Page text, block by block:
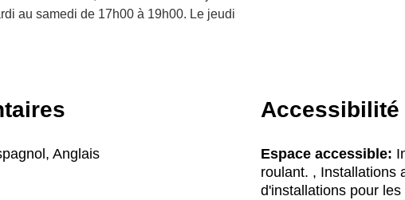
au samedi de 17h00 à 19h00. Le jeudi
Anglais
Accessibilité
Espace accessible:
roulant. , Installations
d'installations pour